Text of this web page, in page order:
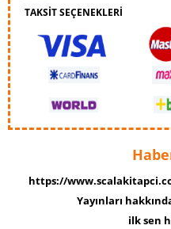
TAKSİT SEÇENEKLERİ
https://
Yayınları
ilk sen